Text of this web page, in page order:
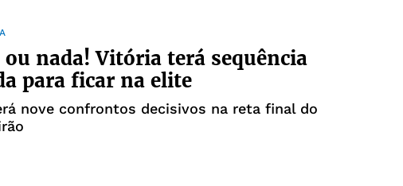
ou nada! Vitória terá sequência
para ficar na elite
nove confrontos decisivos na reta final do